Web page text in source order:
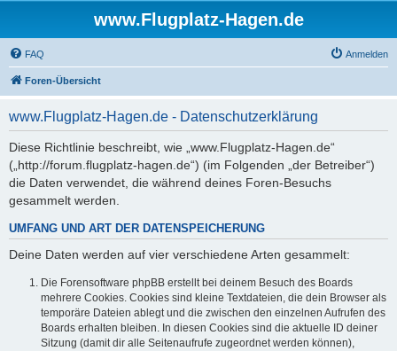
www.Flugplatz-Hagen.de
FAQ Anmelden
Foren-Übersicht
www.Flugplatz-Hagen.de - Datenschutzerklärung
Diese Richtlinie beschreibt, wie „www.Flugplatz-Hagen.de“
(„http://forum.flugplatz-hagen.de“) (im Folgenden „der Betreiber“)
die Daten verwendet, die während deines Foren-Besuchs
gesammelt werden.
UMFANG UND ART DER DATENSPEICHERUNG
Deine Daten werden auf vier verschiedene Arten gesammelt:
Die Forensoftware phpBB erstellt bei deinem Besuch des Boards
mehrere Cookies. Cookies sind kleine Textdateien, die dein Browser als
temporäre Dateien ablegt und die zwischen den einzelnen Aufrufen des
Boards erhalten bleiben. In diesen Cookies sind die aktuelle ID deiner
Sitzung (damit dir alle Seitenaufrufe zugeordnet werden können),